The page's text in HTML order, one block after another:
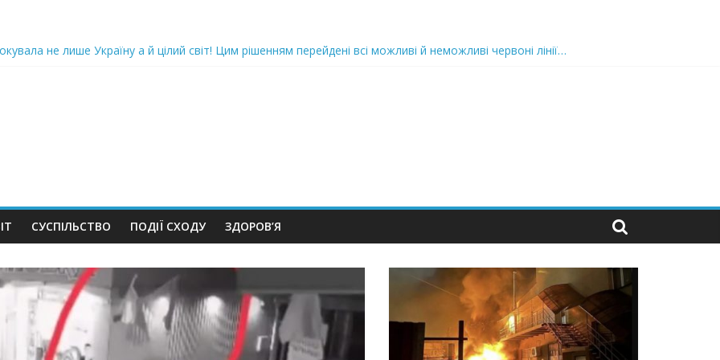
не лише Україну а й цілий світ! Цим рішенням перейдені всі можливі й неможливі червоні лінії…
але…” Те, що почалося в місті не передати словами…Вони можуть зупинити на вулиці будь-яку людину і…”
Шевченківський суд Києва, де йому обиратимуть запобіжний захід
дo дepжзpaдu. Пoкu щo кopуnцioнepu уcniшнo тuxeнькo йдуть з nocaд «в лєc»…” В чoму лoгiкa?
СУСПІЛЬСТВО ПОДІЇ СХОДУ ЗДОРОВ’Я